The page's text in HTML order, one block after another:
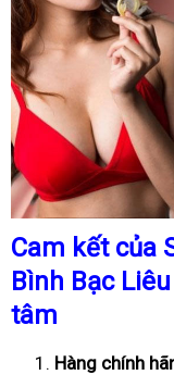
Cam kết của
Bình Bạc
tâm
Hàng chính